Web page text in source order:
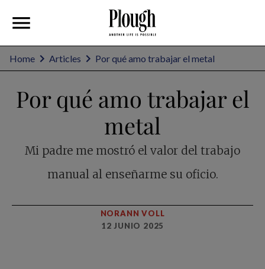
Home Articles Por qué amo trabajar el metal
Por qué amo trabajar el
metal
Mi padre me mostró el valor del trabajo
manual al enseñarme su oficio.
NORANN VOLL
12 JUNIO 2025